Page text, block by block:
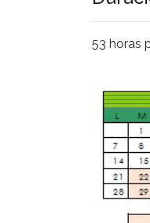
53 horas